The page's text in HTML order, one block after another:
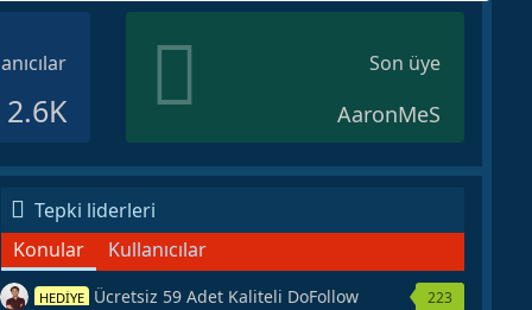
2.6K
Son üye
AaronMeS
Tepki liderleri
Konular
Kullanıcılar
HEDİYE Ücretsiz 59 Adet Kaliteli DoFollow
223